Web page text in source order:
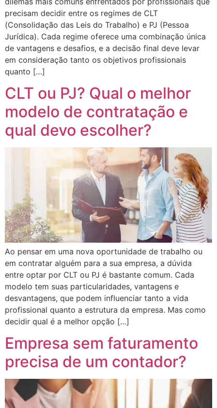
precisam decidir entre os regimes de CLT
(Consolidação das Leis do Trabalho) e PJ (Pessoa
Jurídica). Cada regime oferece uma combinação única
de vantagens e desafios, e a decisão final deve levar
em consideração tanto os objetivos profissionais
quanto […]
CLT ou PJ? Qual o melhor
modelo de contratação e
qual devo escolher?
Ao pensar em uma nova oportunidade de trabalho ou
em contratar alguém para a sua empresa, a dúvida
entre optar por CLT ou PJ é bastante comum. Cada
modelo tem suas particularidades, vantagens e
desvantagens, que podem influenciar tanto a vida
profissional quanto a estrutura da empresa. Mas como
decidir qual é a melhor opção […]
Empresa sem faturamento
precisa de um contador?